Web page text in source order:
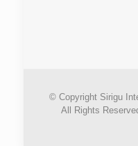
© Copyright Sirigu
All Rights